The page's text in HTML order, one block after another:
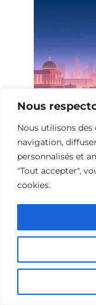
Nous
Nous utilisons
navigation,
personnalisés et
"Tout accepter",
cookies.